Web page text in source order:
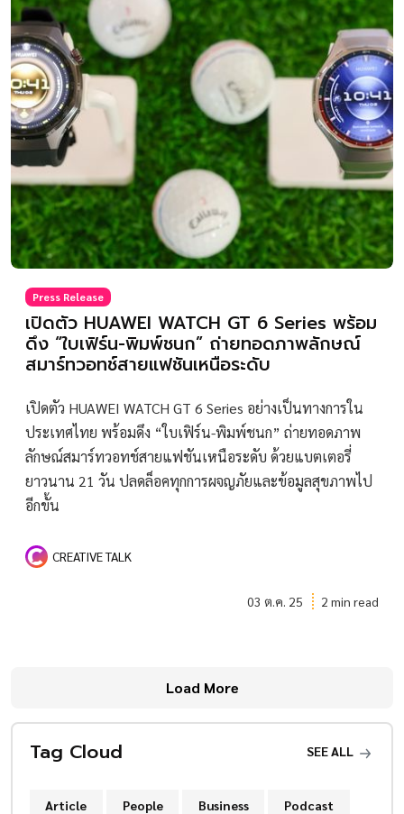
Press Release
เปิดตัว HUAWEI WATCH GT 6 Series พร้อม
ดึง “ใบเฟิร์น-พิมพ์ชนก” ถ่ายทอดภาพลักษณ์
สมาร์ทวอทช์สายแฟชันเหนือระดับ
เปิดตัว HUAWEI WATCH GT 6 Series อย่างเป็นทางการใน
ประเทศไทย พร้อมดึง “ใบเฟิร์น-พิมพ์ชนก” ถ่ายทอดภาพ
ลักษณ์สมาร์ทวอทช์สายแฟชันเหนือระดับ ด้วยแบตเตอรี่
ยาวนาน 21 วัน ปลดล็อคทุกการผจญภัยและข้อมูลสุขภาพไป
อีกขั้น
CREATIVE TALK
03 ต.ค. 25 2 min read
Load More
Tag Cloud SEE ALL
Article People Business Podcast